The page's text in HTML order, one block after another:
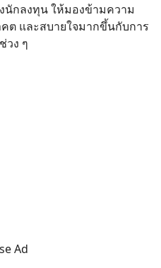
นักลงทุน ให้มองข้ามความ
ต และสบายใจมากขึ้นกับการ
วง ๆ
Ad